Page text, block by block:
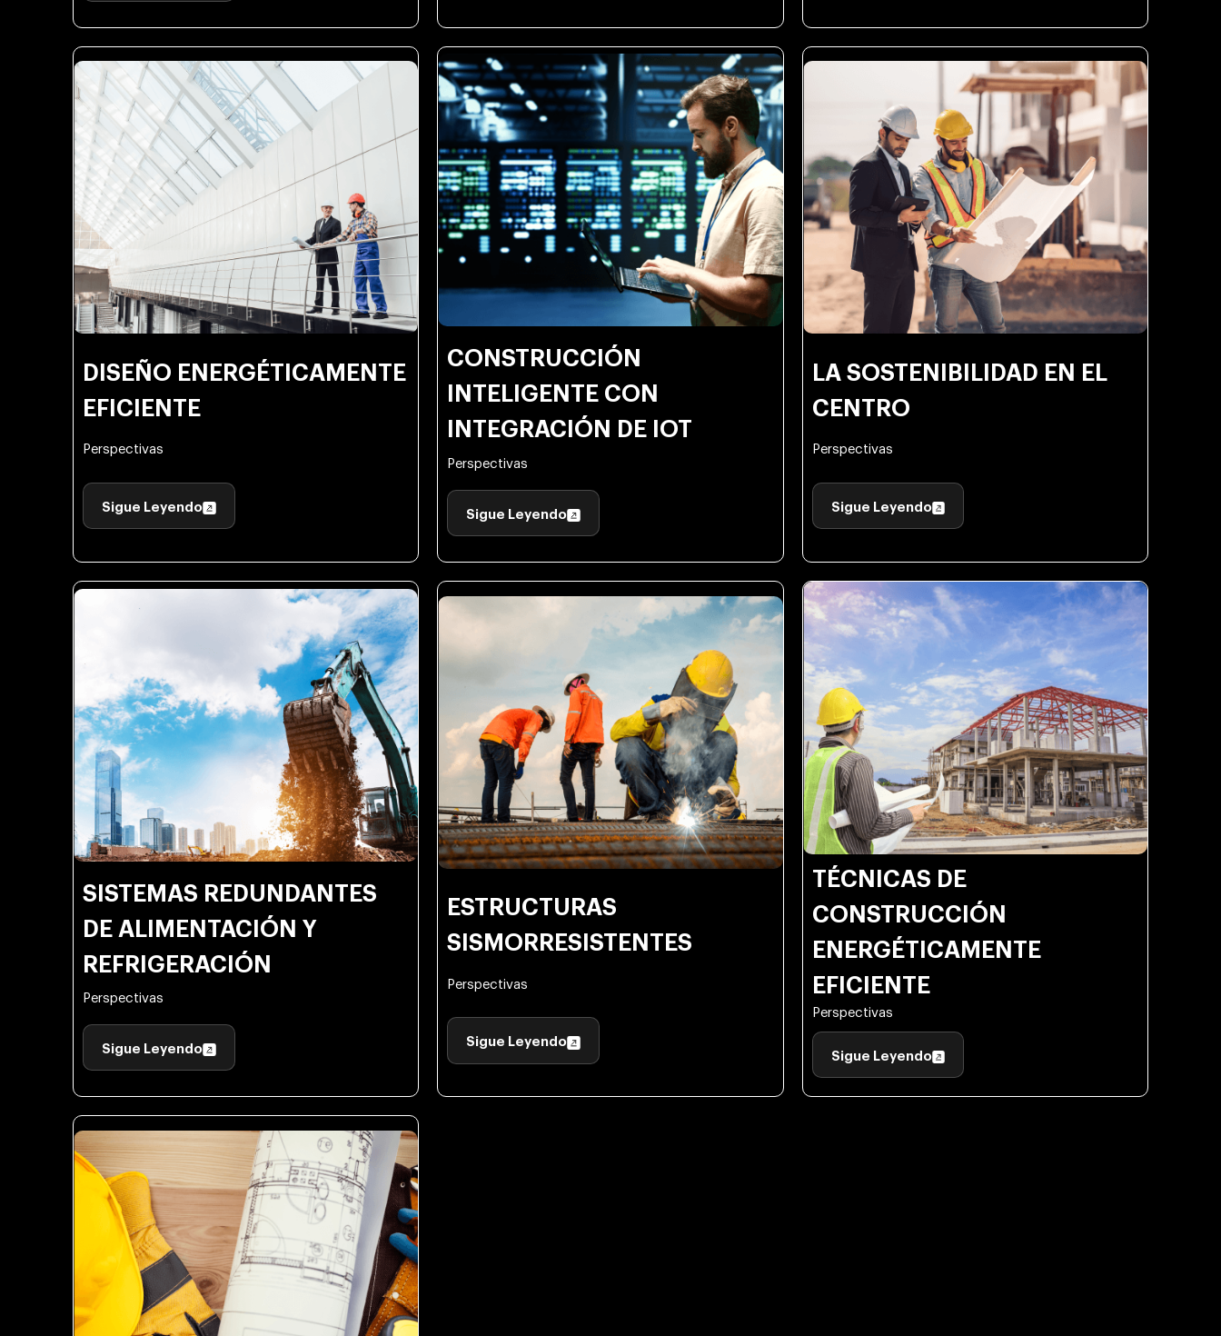
DISEÑO ENERGÉTICAMENTE
EFICIENTE
Perspectivas
Sigue Leyendo
CONSTRUCCIÓN
INTELIGENTE CON
INTEGRACIÓN DE IOT
Perspectivas
Sigue Leyendo
LA SOSTENIBILIDAD EN EL
CENTRO
Perspectivas
Sigue Leyendo
SISTEMAS REDUNDANTES
DE ALIMENTACIÓN Y
REFRIGERACIÓN
Perspectivas
Sigue Leyendo
ESTRUCTURAS
SISMORRESISTENTES
Perspectivas
Sigue Leyendo
TÉCNICAS DE
CONSTRUCCIÓN
ENERGÉTICAMENTE
EFICIENTE
Perspectivas
Sigue Leyendo